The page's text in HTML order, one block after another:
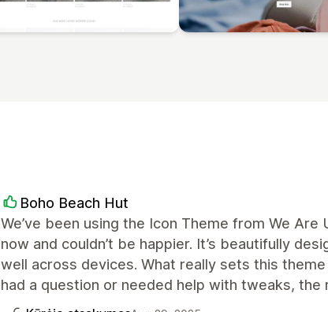
Boho Beach Hut
We’ve been using the Icon Theme from We
now and couldn’t be happier. It’s beautifully
well across devices. What really sets this
had a question or needed help with tweaks,